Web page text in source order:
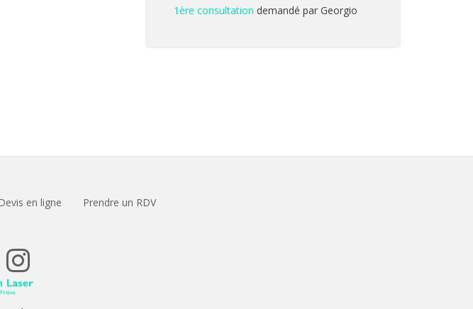
1ère consultation demandé par Georgio
en ligne Prendre un RDV